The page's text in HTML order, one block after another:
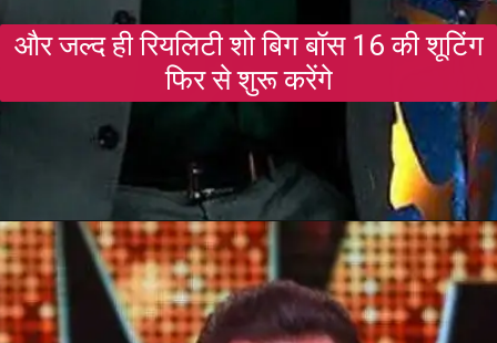
और जल्द ही रियलिटी शो बिग बॉस 16 की शूटिंग
फिर से शुरू करेंगे
Opening https://gazetapost.com/salman-khan-charge-rs-1000-crore-for-hosting-bigg-boss-16/57822/